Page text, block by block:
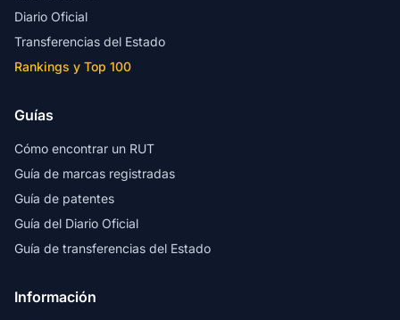
Diario Oficial
Transferencias del Estado
Rankings y Top 100
Guías
Cómo encontrar un RUT
Guía de marcas registradas
Guía de patentes
Guía del Diario Oficial
Guía de transferencias del Estado
Información